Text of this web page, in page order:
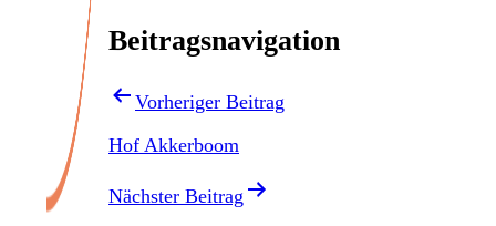
Beitragsnavigation
Vorheriger Beitrag
Hof Akkerboom
Nächster Beitrag